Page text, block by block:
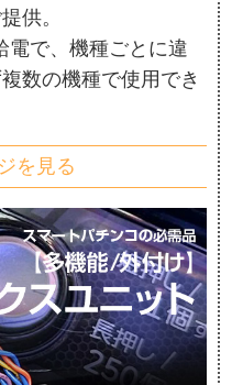
供。
電で、機種ごとに違
数の機種で使用でき
を見る